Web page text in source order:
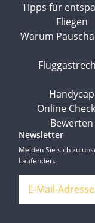
Tipps für
Fliegen
Warum
Handycap
Online
Bewerten
Newsletter
Melden Sie sich zu
Laufenden.